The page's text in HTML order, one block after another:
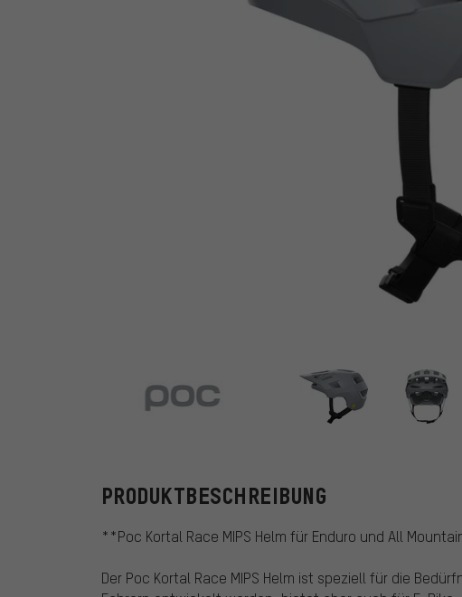
PRODUKTBESCHREIBUNG
**Poc Kortal Race MIPS Helm für Enduro und All
Der Poc Kortal Race MIPS Helm ist speziell für die